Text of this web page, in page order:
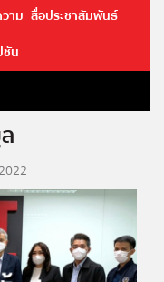
าม สื่อประชาสัมพันธ์
น